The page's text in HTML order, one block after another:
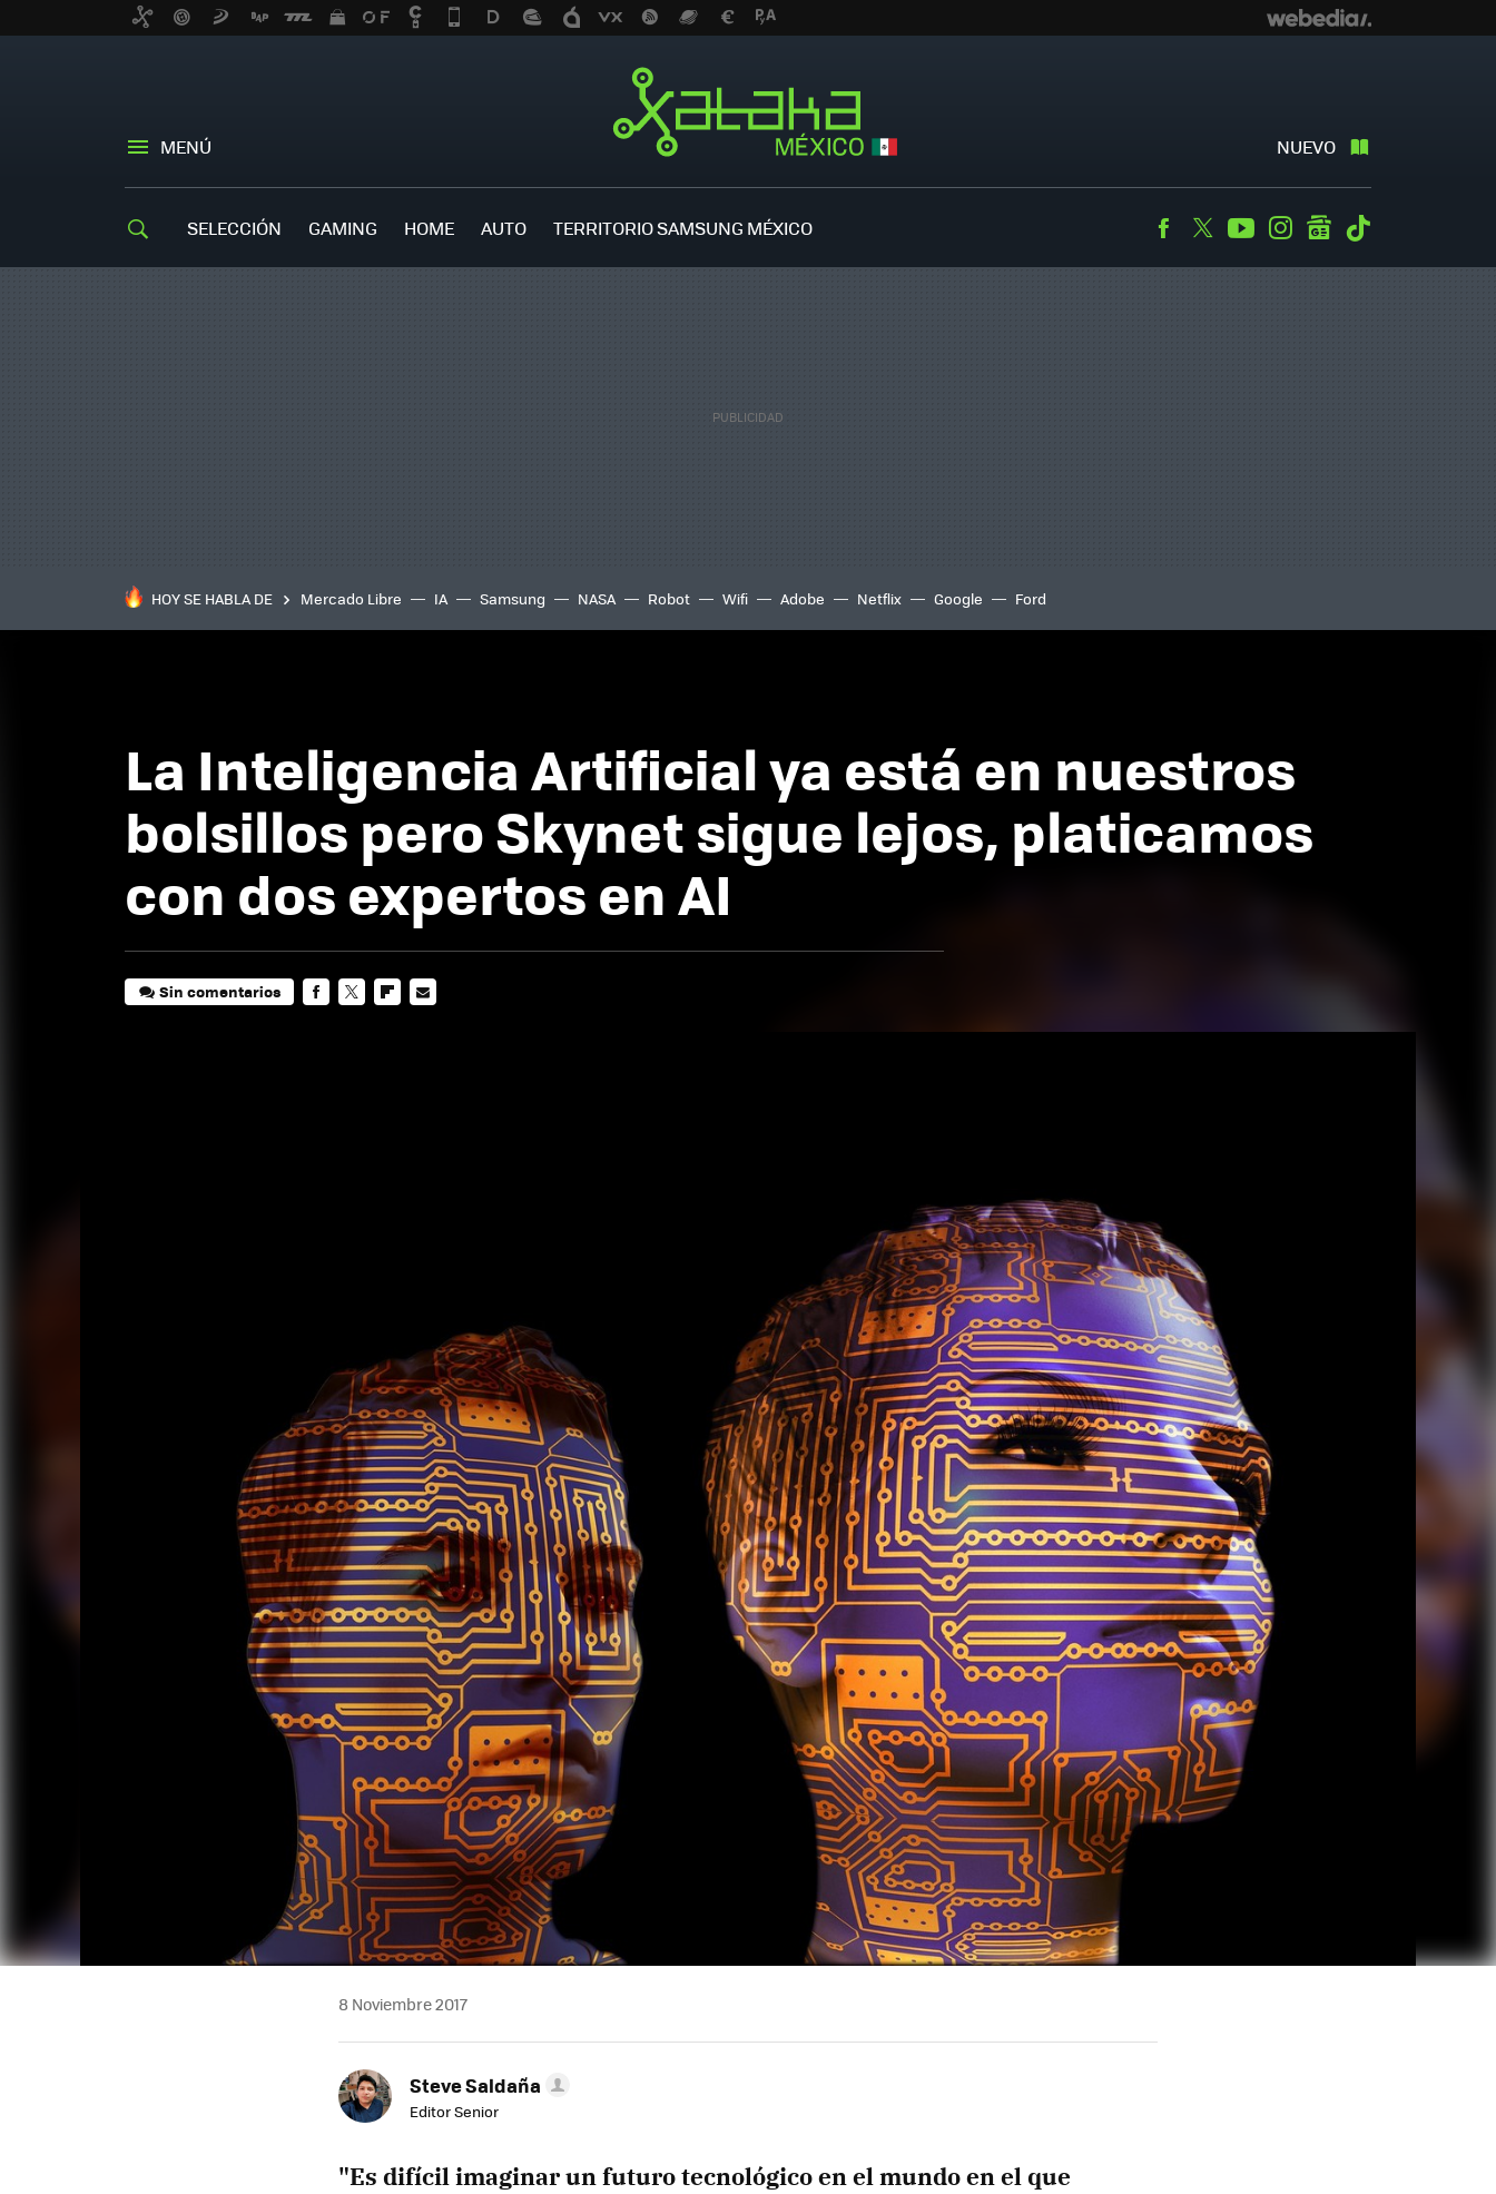
MENÚ NUEVO
SELECCIÓN GAMING HOME AUTO TERRITORIO SAMSUNG MÉXICO Facebook
TwitterYoutubeInstagramgooglenews
HOY SE HABLA DE Mercado Libre IA Samsung NASA Robot Wifi Adobe Netflix Google Ford
La Inteligencia Artificial ya está en nuestros
bolsillos pero Skynet sigue lejos, platicamos
con dos expertos en AI
Sin comentarios
8 Noviembre 2017
Steve Saldaña
Editor Senior
"Es difícil imaginar un futuro tecnológico en el mundo en el que